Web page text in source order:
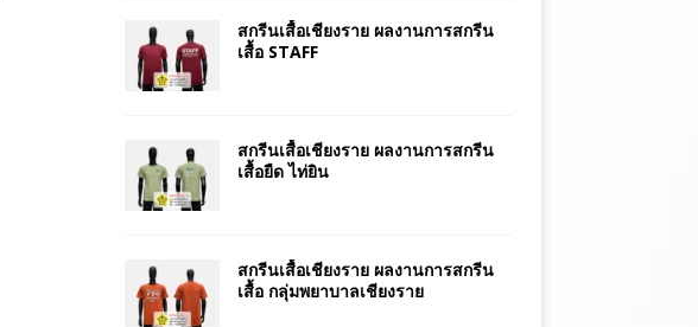
สกรีนเสื้อเชียงราย ผลงานการสกรีน
เสื้อ STAFF
สกรีนเสื้อเชียงราย ผลงานการสกรีน
เสื้อยืด ไท่ยิน
สกรีนเสื้อเชียงราย ผลงานการสกรีน
เสื้อ กลุ่มพยาบาลเชียงราย